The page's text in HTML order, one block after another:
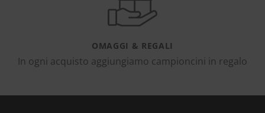
OMAGGI & REGALI
In ogni acquisto aggiungiamo campioncini in regalo